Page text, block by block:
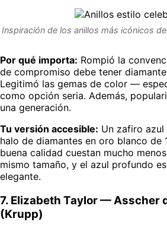
Inspiración de los anillos más icónicos
Por qué importa: Rompió la
de compromiso debe tener
Legitimó las gemas de color —
como opción seria. Además,
una generación.
Tu versión accesible: Un zafiro
halo de diamantes en oro blanco de
buena calidad cuestan mucho
mismo tamaño, y el azul profundo
elegante.
7. Elizabeth Taylor — Asscher
(Krupp)